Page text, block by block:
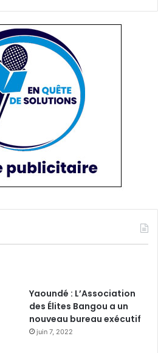
Yaoundé : L’Association
des Élites Bangou a un
nouveau bureau exécutif
juin 7, 2022